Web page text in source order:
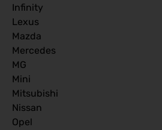
Infinity
Lexus
Mazda
Mercedes
MG
Mini
Mitsubishi
Nissan
Opel